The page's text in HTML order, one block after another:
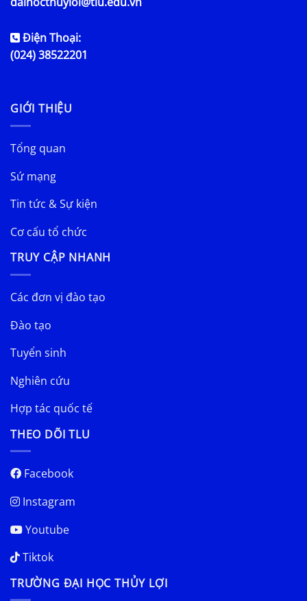
Điện Thoại:
(024) 38522201
GIỚI THIỆU
Tổng quan
Sứ mạng
Tin tức & Sự kiện
Cơ cấu tổ chức
TRUY CẬP NHANH
Các đơn vị đào tạo
Đào tạo
Tuyển sinh
Nghiên cứu
Hợp tác quốc tế
THEO DÕI TLU
Facebook
Instagram
Youtube
Tiktok
TRƯỜNG ĐẠI HỌC THỦY LỢI